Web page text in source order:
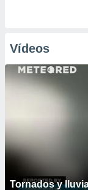
Vídeos
Tornados y